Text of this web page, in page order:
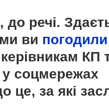
речі.
ви погодили
КП
соцмережах
це, за які